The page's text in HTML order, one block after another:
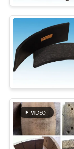
NOUS
VISITE
D'USINE
CONTRÔLE
DE
QUALITÉ